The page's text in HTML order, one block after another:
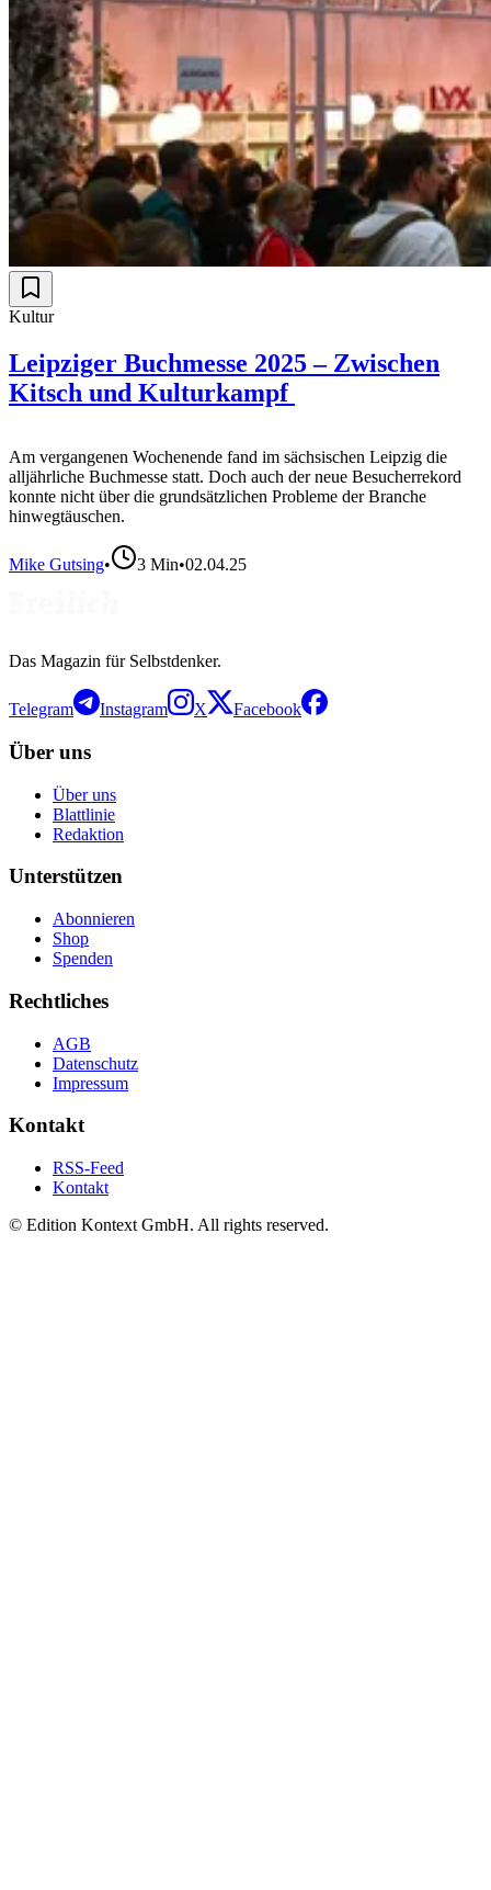
Kultur
Leipziger Buchmesse 2025 – Zwischen
Kitsch und Kulturkampf
Am vergangenen Wochenende fand im sächsischen Leipzig die
alljährliche Buchmesse statt. Doch auch der neue Besucherrekord
konnte nicht über die grundsätzlichen Probleme der Branche
hinwegtäuschen.
Mike Gutsing• 3 Min•02.04.25
Das Magazin für Selbstdenker.
Telegram Instagram X Facebook
Über uns
Über uns
Blattlinie
Redaktion
Unterstützen
Abonnieren
Shop
Spenden
Rechtliches
AGB
Datenschutz
Impressum
Kontakt
RSS-Feed
Kontakt
© Edition Kontext GmbH. All rights reserved.